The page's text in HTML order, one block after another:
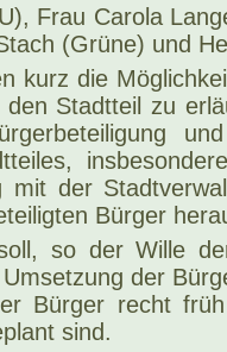
Frau Carola
(Grüne) und
kurz die
Stadtteil zu
mit der
Bürger
so der Wille
der
Bürger recht
sind.